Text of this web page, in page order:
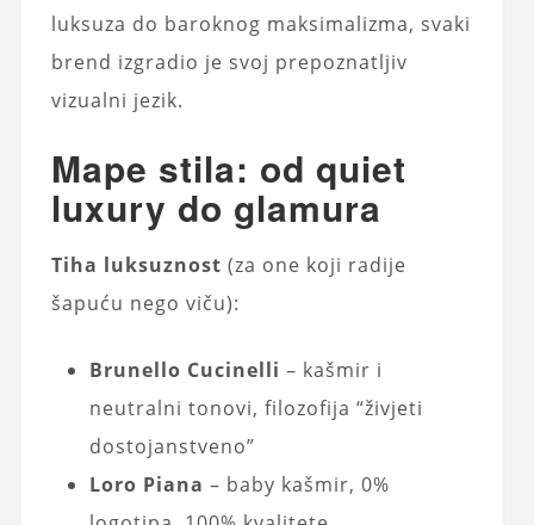
luksuza do baroknog maksimalizma, svaki
brend izgradio je svoj prepoznatljiv
vizualni jezik.
Mape stila: od quiet
luxury do glamura
Tiha luksuznost (za one koji radije
šapuću nego viču):
Brunello Cucinelli – kašmir i
neutralni tonovi, filozofija “živjeti
dostojanstveno”
Loro Piana – baby kašmir, 0%